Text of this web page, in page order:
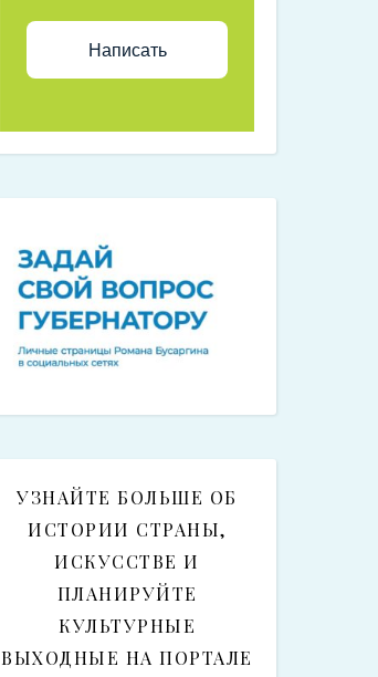
Написать
УЗНАЙТЕ БОЛЬШЕ ОБ
ИСТОРИИ СТРАНЫ,
ИСКУССТВЕ И
ПЛАНИРУЙТЕ
КУЛЬТУРНЫЕ
ВЫХОДНЫЕ НА ПОРТАЛЕ